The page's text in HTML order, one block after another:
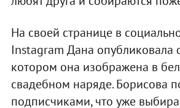
На своей странице в
Instagram Дана опубликовала
котором она изображена в
свадебном наряде. Борисова
подписчиками, что уже